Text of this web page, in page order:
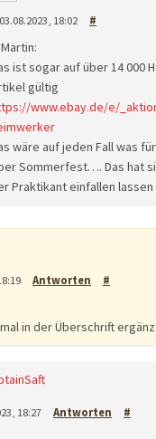
03.08.2023, 18:02 #
ist sogar auf über 14 000
gültig
www.ebay.de/e/
wäre auf jeden Fall was
Sommerfest…. Das hat
Praktikant einfallen
Antworten #
in der Überschrift
18:27 Antworten #